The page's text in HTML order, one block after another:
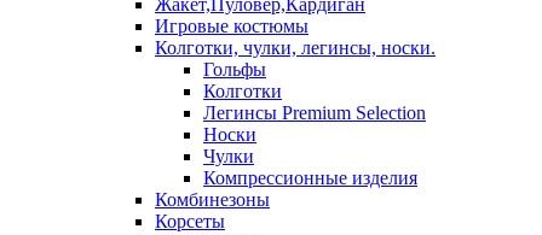
Жакет,Пуловер,Кардиган
Игровые костюмы
Колготки, чулки, легинсы, носки.
Гольфы
Колготки
Легинсы Premium Selection
Носки
Чулки
Компрессионные изделия
Комбинезоны
Корсеты